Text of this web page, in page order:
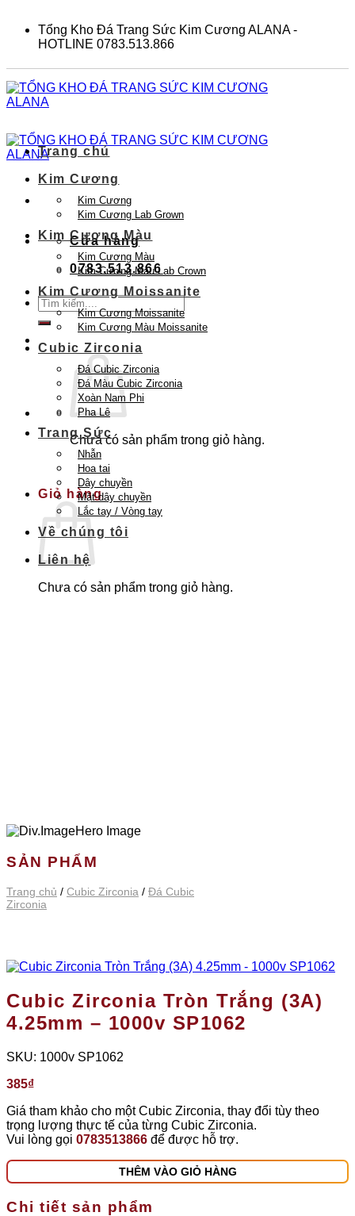
content
Tổng Kho Đá Trang Sức Kim Cương ALANA -
HOTLINE 0783.513.866
Cửa hàng
0783.513.866
Tìm
kiếm:
Chưa có sản phẩm trong giỏ hàng.
Quay trở lại cửa hàng
Giỏ hàng
Chưa có sản phẩm trong giỏ hàng.
Trang chủ
Kim Cương
Kim Cương
Kim Cương Lab Grown
Kim Cương Màu
Kim Cương Màu
Kim Cương Màu Lab Crown
Kim Cương Moissanite
Kim Cương Moissanite
Kim Cương Màu Moissanite
Cubic Zirconia
Đá Cubic Zirconia
Đá Màu Cubic Zirconia
Xoàn Nam Phi
Pha Lê
Trang Sức
Nhẫn
Hoa tai
Dây chuyền
Mặt dây chuyền
Lắc tay / Vòng tay
Về chúng tôi
Liên hệ
SẢN PHẨM
Trang chủ / Cubic Zirconia / Đá Cubic
Zirconia
Cubic Zirconia Tròn Trắng (3A)
4.25mm – 1000v SP1062
SKU: 1000v SP1062
385₫
Giá tham khảo cho một Cubic Zirconia, thay đổi tùy theo
trọng lượng thực tế của từng Cubic Zirconia.
Vui lòng gọi 0783513866 để được hỗ trợ.
THÊM VÀO GIỎ HÀNG
Chi tiết sản phẩm